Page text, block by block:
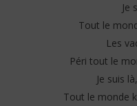
Je
Tout le
Les
Péri tout le
Je suis
Tout le monde